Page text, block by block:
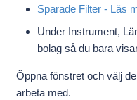
Sparade Filter - Läs
Under Instrument,
bolag så du bara
Öppna fönstret och välj
arbeta med.